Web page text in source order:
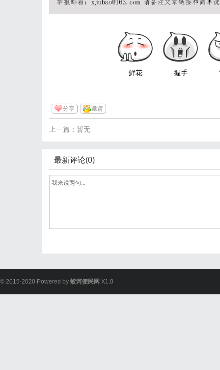
鲜花 握手
分享 邀请
上一篇：暂无
最新评论(0)
© 2015-2020 Powered by 蛟河便民网 X1.0